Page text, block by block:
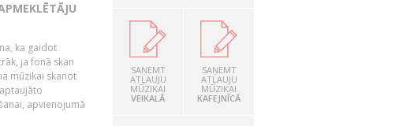
ka gaidot
ja fonā skan
mūzikai skanot
apvienojumā
SAŅEMT
ATĻAUJU
MŪZIKAI
VEIKALĀ
SAŅEMT
ATĻAUJU
MŪZIKAI
KAFEJNĪCĀ